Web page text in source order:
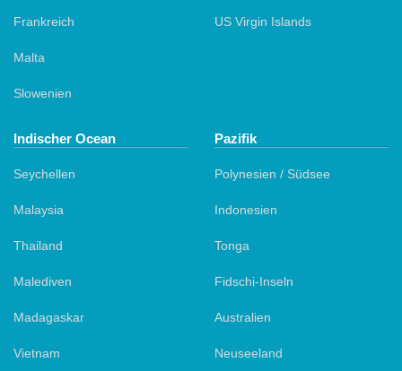
Frankreich
Malta
Slowenien
US Virgin Islands
Indischer Ocean
Seychellen
Malaysia
Thailand
Malediven
Madagaskar
Vietnam
Pazifik
Polynesien / Südsee
Indonesien
Tonga
Fidschi-Inseln
Australien
Neuseeland